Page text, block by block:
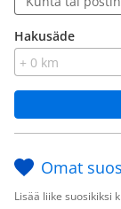
Hakusäde
Omat
Lisää liike suosikiksi